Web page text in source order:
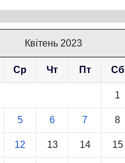
Квітень 2023
Ср Чт Пт Сб
1
5 6 7 8
12 13 14 15